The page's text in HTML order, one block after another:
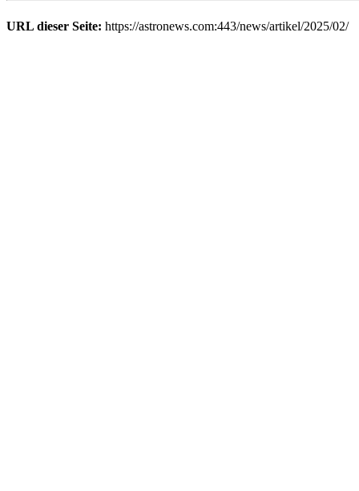
URL dieser Seite: https://astronews.com:443/news/artikel/2025/02/